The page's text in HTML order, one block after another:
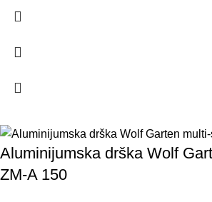
Aluminijumska drška Wolf
ZM-A 150